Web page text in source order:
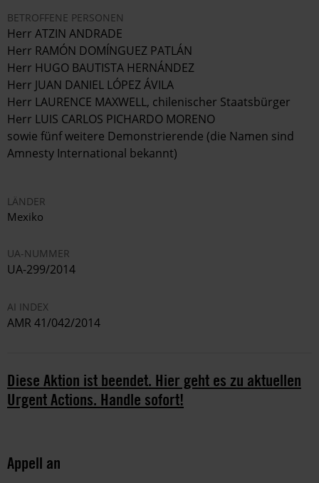
BETROFFENE PERSONEN
Herr ATZIN ANDRADE
Herr RAMÓN DOMÍNGUEZ PATLÁN
Herr HUGO BAUTISTA HERNÁNDEZ
Herr JUAN DANIEL LÓPEZ ÁVILA
Herr LAURENCE MAXWELL, chilenischer Staatsbürger
Herr LUIS CARLOS PICHARDO MORENO
sowie fünf weitere Demonstrierende (die Namen sind
Amnesty International bekannt)
LÄNDER
Mexiko
UA-NUMMER
UA-299/2014
AI INDEX
AMR 41/042/2014
Diese Aktion ist beendet. Hier geht es zu aktuellen
Urgent Actions. Handle sofort!
Appell an